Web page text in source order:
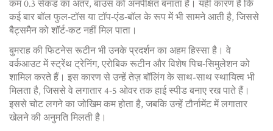
कम 0.3 सेकंड का अंतर, बाउंस को अनपेक्षित बनाता है। यही कारण है कि
कई बार बॉल फुल‑टॉस या टॉप‑एंड‑बॉल के रूप में भी सामने आती है, जिससे
बैट्समैन को शॉर्ट‑कट नहीं मिल पाता।
बुमराह की फिटनेस रूटीन भी उनके प्रदर्शन का अहम हिस्सा है। वे
वर्कआउट में स्ट्रेंथ ट्रेनिंग, एरोबिक रूटीन और विशेष पिच‑सिमुलेशन को
शामिल करते हैं। इस कारण से उन्हें तेज़ बॉलिंग के साथ-साथ स्थायित्व भी
मिलता है, जिससे वे लगातार 4‑5 ओवर तक हाई स्पीड बनाए रख पाते हैं।
इससे चोट लगने का जोखिम कम होता है, जबकि उन्हें टौर्नामेंट में लगातार
खेलने की अनुमति मिलती है।